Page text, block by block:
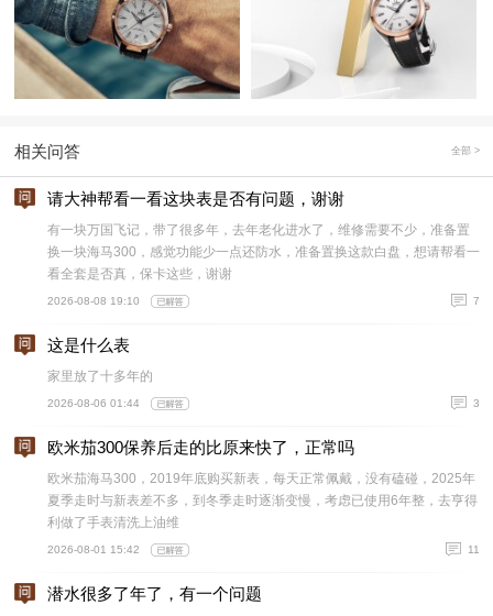
相关问答 全部 >
请大神帮看一看这块表是否有问题，谢谢
有一块万国飞记，带了很多年，去年老化进水了，维修需要不少，准备置
换一块海马300，感觉功能少一点还防水，准备置换这款白盘，想请帮看一
看全套是否真，保卡这些，谢谢
2026-08-08 19:10 7
这是什么表
家里放了十多年的
2026-08-06 01:44 3
欧米茄300保养后走的比原来快了，正常吗
欧米茄海马300，2019年底购买新表，每天正常佩戴，没有磕碰，2025年
夏季走时与新表差不多，到冬季走时逐渐变慢，考虑已使用6年整，去亨得
利做了手表清洗上油维
2026-08-01 15:42 11
潜水很多了年了，有一个问题